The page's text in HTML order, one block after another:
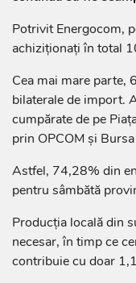
Potrivit Energocom,
achiziționați în total
Cea mai mare parte,
bilaterale de import.
cumpărate de pe
prin OPCOM și
Astfel, 74,28% din
pentru sâmbătă
Producția locală din
necesar, în timp ce
contribuie cu doar